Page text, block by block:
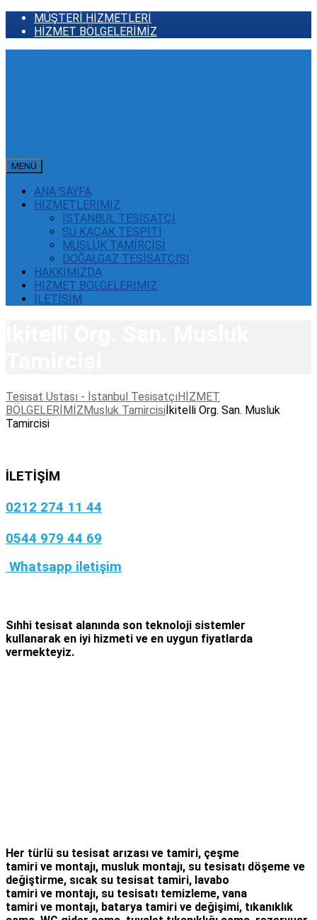
MÜŞTERİ HİZMETLERİ
HİZMET BÖLGELERİMİZ
MENÜ
ANA SAYFA
HİZMETLERİMİZ
İSTANBUL TESİSATÇI
SU KAÇAK TESPİTİ
MUSLUK TAMİRCİSİ
DOĞALGAZ TESİSATÇISI
HAKKIMIZDA
HİZMET BÖLGELERİMİZ
İLETİŞİM
Tesisat Ustası - İstanbul TesisatçıHİZMET
BÖLGELERİMİZMusluk Tamircisiİkitelli Org. San. Musluk
Tamircisi
İLETİŞİM
0212 274 11 44
0544 979 44 69
Whatsapp iletişim
Sıhhi tesisat alanında son teknoloji sistemler
kullanarak en iyi hizmeti ve en uygun fiyatlarda
vermekteyiz.
Her türlü su tesisat arızası ve tamiri, çeşme
tamiri ve montajı, musluk montajı, su tesisatı döşeme ve
değiştirme, sıcak su tesisat tamiri, lavabo
tamiri ve montajı, su tesisatı temizleme, vana
tamiri ve montajı, batarya tamiri ve değişimi, tıkanıklık